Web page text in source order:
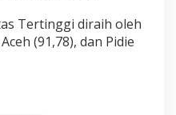
Tertinggi diraih oleh
(91,78), dan Pidie